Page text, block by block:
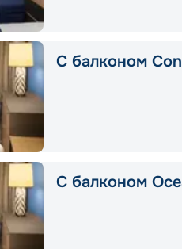
С балконом
С балконом